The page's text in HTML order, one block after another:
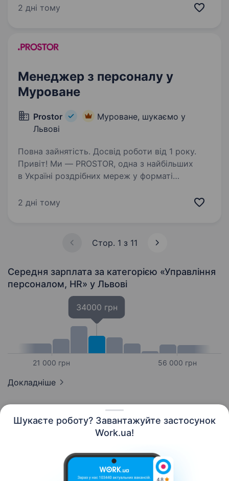
Шукаєте роботу? Завантажуйте застосунок
Work.ua!
Хлібром» — це вже не лише хлібзавод (5
2 дні тому
Менеджер з персоналу у
Муроване
Prostor
Муроване, шукаємо у
Львові
Повна зайнятість. Досвід роботи від 1 року.
Привіт! Ми — PROSTOR, одна з найбільших
в Україні роздрібних мереж у форматі
широкий вибір товарів краси: від вишуканої
2 дні тому
Стор. 1 з 11
Середня зарплата за категорією «Управління
персоналом, HR» у Львові
21 000 грн
34000 грн
56 000 грн
Докладніше